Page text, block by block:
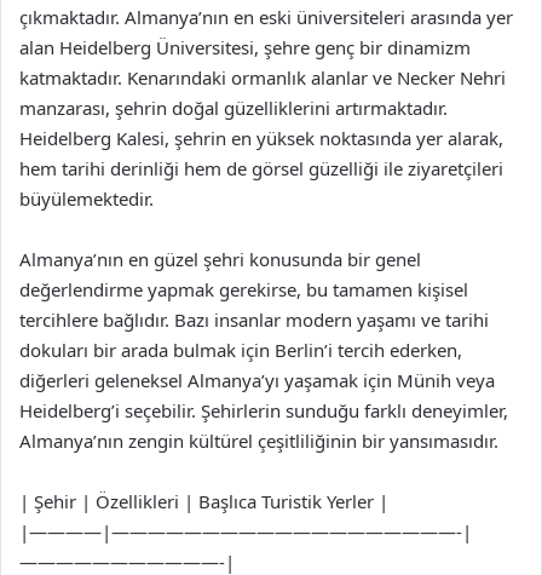
çıkmaktadır. Almanya’nın en eski üniversiteleri arasında yer
alan Heidelberg Üniversitesi, şehre genç bir dinamizm
katmaktadır. Kenarındaki ormanlık alanlar ve Necker Nehri
manzarası, şehrin doğal güzelliklerini artırmaktadır.
Heidelberg Kalesi, şehrin en yüksek noktasında yer alarak,
hem tarihi derinliği hem de görsel güzelliği ile ziyaretçileri
büyülemektedir.
Almanya’nın en güzel şehri konusunda bir genel
değerlendirme yapmak gerekirse, bu tamamen kişisel
tercihlere bağlıdır. Bazı insanlar modern yaşamı ve tarihi
dokuları bir arada bulmak için Berlin’i tercih ederken,
diğerleri geleneksel Almanya’yı yaşamak için Münih veya
Heidelberg’i seçebilir. Şehirlerin sunduğu farklı deneyimler,
Almanya’nın zengin kültürel çeşitliliğinin bir yansımasıdır.
| Şehir | Özellikleri | Başlıca Turistik Yerler |
|————|———————————————————-|
———————————-|